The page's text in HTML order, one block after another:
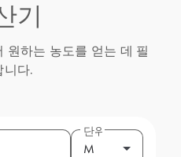
기
원하는 농도를 얻는 데 필
니다.
단위
M